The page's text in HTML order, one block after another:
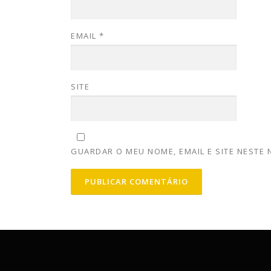
EMAIL *
SITE
GUARDAR O MEU NOME, EMAIL E SITE NESTE